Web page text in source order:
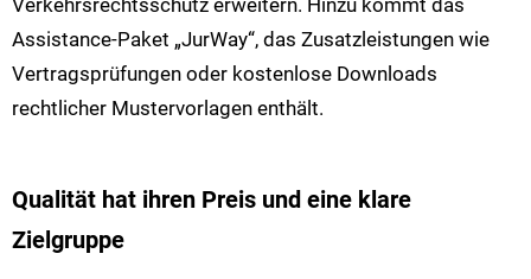
Assistance-Paket „JurWay“, das Zusatzleistungen wie
Vertragsprüfungen oder kostenlose Downloads
rechtlicher Mustervorlagen enthält.
Qualität hat ihren Preis und eine klare
Zielgruppe